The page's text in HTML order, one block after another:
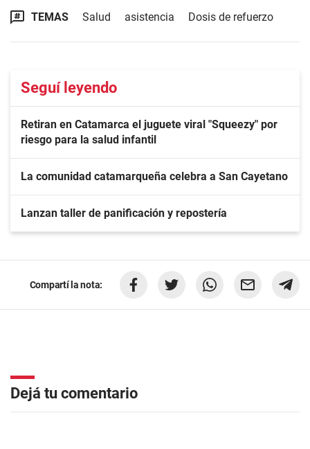
TEMAS Salud asistencia Dosis de refuerzo
Seguí leyendo
Retiran en Catamarca el juguete viral "Squeezy" por
riesgo para la salud infantil
La comunidad catamarqueña celebra a San Cayetano
Lanzan taller de panificación y repostería
Compartí la nota:
Dejá tu comentario